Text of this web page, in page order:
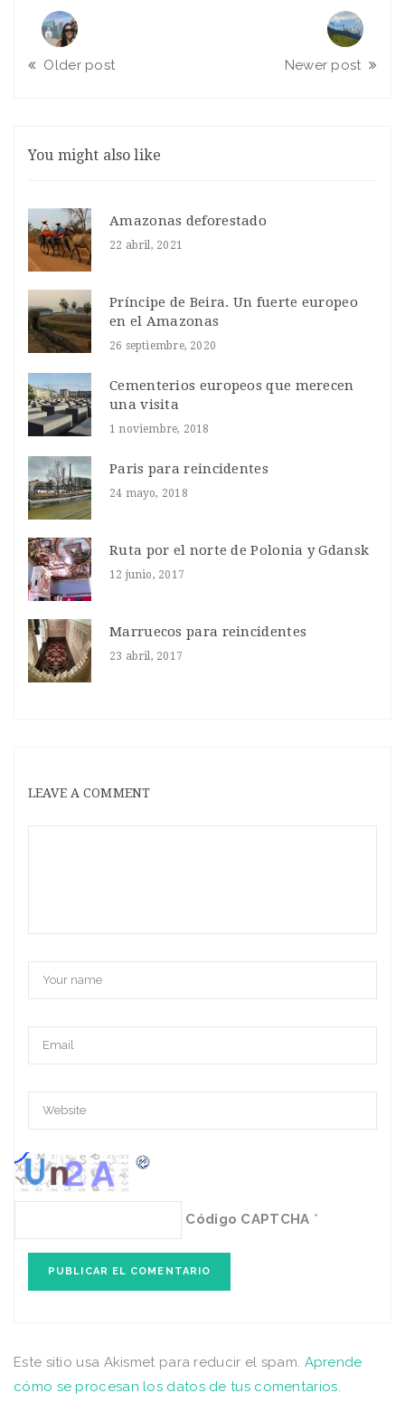
Older post Newer post
You might also like
Amazonas deforestado
22 abril, 2021
Príncipe de Beira. Un fuerte europeo
en el Amazonas
26 septiembre, 2020
Cementerios europeos que merecen
una visita
1 noviembre, 2018
Paris para reincidentes
24 mayo, 2018
Ruta por el norte de Polonia y Gdansk
12 junio, 2017
Marruecos para reincidentes
23 abril, 2017
LEAVE A COMMENT
Código CAPTCHA *
Este sitio usa Akismet para reducir el spam. Aprende
cómo se procesan los datos de tus comentarios